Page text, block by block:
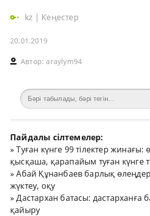
kz | Кеңестер
20.01.2019
Автор:araylym94
Пайдалы сілтемелер:
»Туған күнге 99 тілектер жинағы:
қысқаша, қарапайым туған күнге
»Абай Құнанбаев барлық
жүктеу, оқу
»Дастархан батасы: дастарханға
қайыру